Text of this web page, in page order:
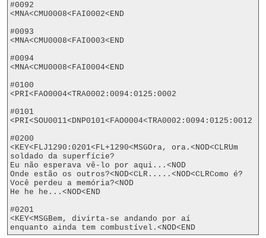
#0092
<MNA<CMU0008<FAI0002<END
#0093
<MNA<CMU0008<FAI0003<END
#0094
<MNA<CMU0008<FAI0004<END
#0100
<PRI<FAO0004<TRA0002:0094:0125:0002
#0101
<PRI<SOU0011<DNP0101<FAO0004<TRA0002:0094:0125:0012
#0200
<KEY<FLJ1290:0201<FL+1290<MSGOra, ora.<NOD<CLRUm
soldado da superfície?
Eu não esperava vê-lo por aqui...<NOD
Onde estão os outros?<NOD<CLR.....<NOD<CLRComo é?
Você perdeu a memória?<NOD
He he he...<NOD<END
#0201
<KEY<MSGBem, divirta-se andando por aí